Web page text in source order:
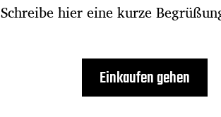
Schreibe hier eine kurze
Einkaufen gehen